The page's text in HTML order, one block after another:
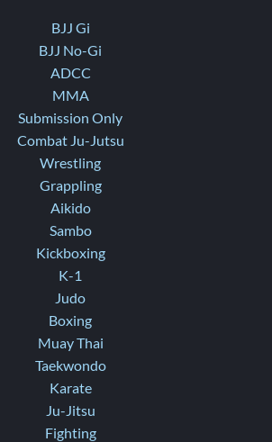
BJJ Gi
BJJ No-Gi
ADCC
MMA
Submission Only
Combat Ju-Jutsu
Wrestling
Grappling
Aikido
Sambo
Kickboxing
K-1
Judo
Boxing
Muay Thai
Taekwondo
Karate
Ju-Jitsu
Fighting